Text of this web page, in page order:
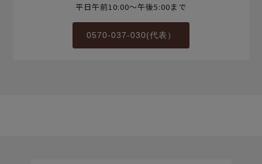
平日午前10:00～午後5:00まで
0570-037-030(代表）